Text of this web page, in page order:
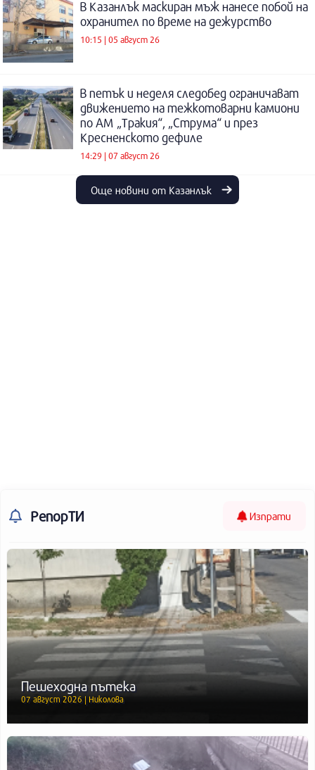
В Казанлък маскиран мъж нанесе побой на
охранител по време на дежурство
10:15 | 05 август 26
В петък и неделя следобед ограничават
движението на тежкотоварни камиони
по АМ „Тракия“, „Струма“ и през
Кресненското дефиле
14:29 | 07 август 26
Още новини от Казанлък
РепорТИ Изпрати
Пешеходна пътека
07 август 2026 | Николова